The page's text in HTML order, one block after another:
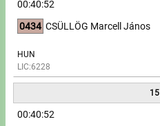
00:40:52
0434 CSÜLLÖG Marcell János
HUN
LIC:6228
15
00:40:52